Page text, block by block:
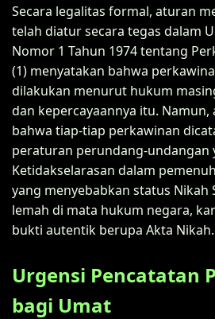
Secara legalitas formal, aturan
telah diatur secara tegas dalam
Nomor 1 Tahun 1974 tentang
(1) menyatakan bahwa
dilakukan menurut hukum
dan kepercayaannya itu. Namun,
bahwa tiap-tiap perkawinan
peraturan perundang-undangan
Ketidakselarasan dalam
yang menyebabkan status Nikah
lemah di mata hukum negara,
bukti autentik berupa Akta Nikah.
Urgensi Pencatatan
bagi Umat